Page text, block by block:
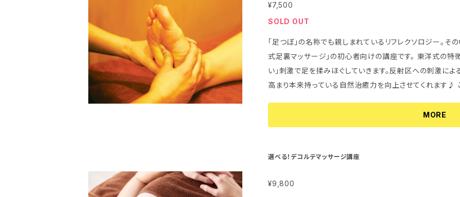
はご相談ください。
¥7,500
SOLD OUT
「足つぼ」の名称でも親しまれているリフレクソロジー。そ
式足裏マッサージ」の初心者向けの講座です。 東洋式の特徴である、指の関節などを使い「痛気持ちよ
い」刺激で足を揉みほぐしていきます。反射区への刺激に
高まり本来持っている自然治癒力を向上させてくれます♪ この講座では、アロマオイルを使いながらシ
ーのリラックス作用とマッ サージの相乗効果を体験ください♪ ★講座内容★ １セッション20分
足裏リフレ～膝下までのトリートメントを覚えていただけ
で丁寧にお伝えしていきます。 その他、「東洋式足裏マッサ
ぐに試せるアロマトリートメントオイルつき 初心者向けにアレンジした手技なので、はじめての方も安心
MORE
選べる！デコルテマッサージ講座
¥9,800